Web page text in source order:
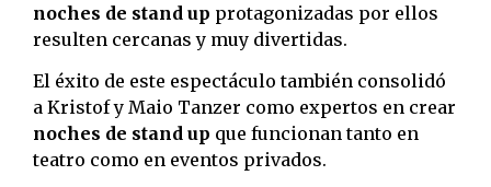
noches de stand up protagonizadas por ellos
resulten cercanas y muy divertidas.
El éxito de este espectáculo también consolidó
a Kristof y Maio Tanzer como expertos en crear
noches de stand up que funcionan tanto en
teatro como en eventos privados.